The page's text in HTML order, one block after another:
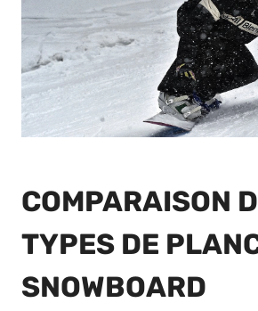
COMPARAISON
TYPES DE
SNOWBOARD